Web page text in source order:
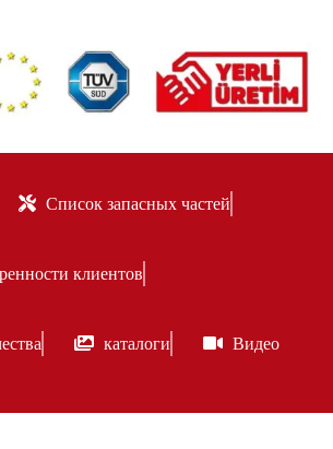
Список запасных частей
клиентов
каталоги Видео